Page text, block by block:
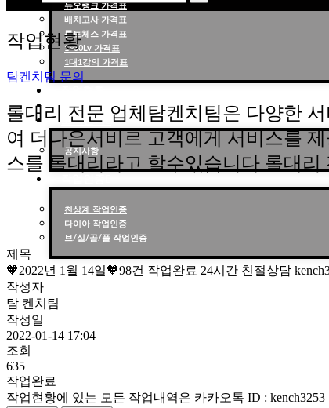
듀오랭크 가격표
배치고사 가격표
롤토체스 가격표
1~30Lv 가격표
1대1강의 가격표
작업후기
고객센터
공지사항
천상계 작업인증
다이아 작업인증
브/실/골/플 작업인증
작업현황
탐켄치팀 문의
롤대리 전문 업체탐켄치팀은 다양한
여 더나은서비르 고객에게 서비스를
스를 롤대리라고 할수있습니다 롤대
제목
🧡2022년 1월 14일🧡98건 작업완료 24시간 친절상담
작성자
탐 켄치팀
작성일
2022-01-14 17:04
조회
635
작업완료
작업현황에 있는 모든 작업내역은 카카오톡 ID :